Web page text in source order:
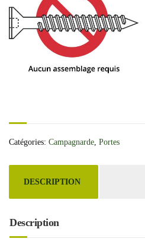
Catégories: Campagnarde, Portes
DESCRIPTION
Description